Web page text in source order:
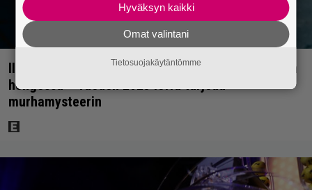
Illalla tv:ssä: Perinteinen dekkari Agatha Christien
hengessä – vuoden 2023 leffa tarjoaa
murhamysteerin
Hyväksyn kaikki
Omat valintani
Tietosuojakäytäntömme